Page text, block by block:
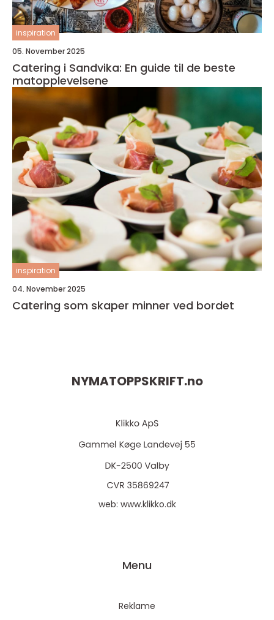
inspiration
05. November 2025
Catering i Sandvika: En guide til de beste
matopplevelsene
inspiration
04. November 2025
Catering som skaper minner ved bordet
NYMATOPPSKRIFT.no
web: www.klikko.dk
Menu
Reklame